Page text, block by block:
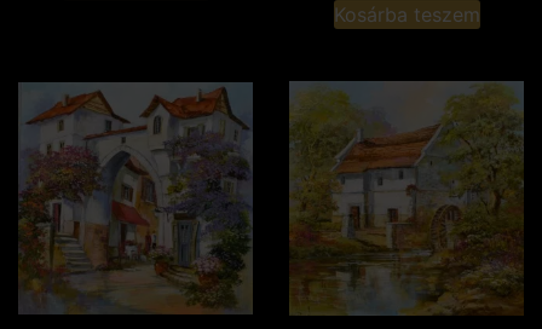
Kosárba teszem